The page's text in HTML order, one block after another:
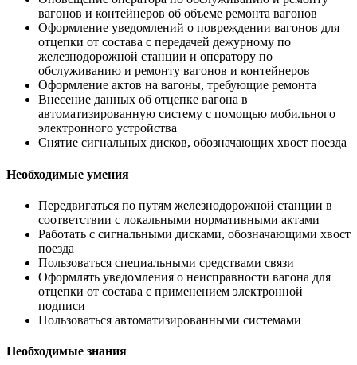
вагонов и контейнеров об объеме ремонта вагонов
Оформление уведомлений о повреждении вагонов для
отцепки от состава с передачей дежурному по
железнодорожной станции и оператору по
обслуживанию и ремонту вагонов и контейнеров
Оформление актов на вагоны, требующие ремонта
Внесение данных об отцепке вагона в
автоматизированную систему с помощью мобильного
электронного устройства
Снятие сигнальных дисков, обозначающих хвост поезда
Необходимые умения
Передвигаться по путям железнодорожной станции в
соответствии с локальными нормативными актами
Работать с сигнальными дисками, обозначающими хвост
поезда
Пользоваться специальными средствами связи
Оформлять уведомления о неисправности вагона для
отцепки от состава с применением электронной
подписи
Пользоваться автоматизированными системами
Необходимые знания